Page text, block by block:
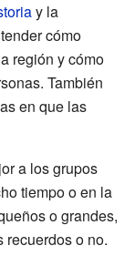
y la
cómo
región y cómo
También
en que las
a los grupos
tiempo o en la
o grandes,
recuerdos o no.